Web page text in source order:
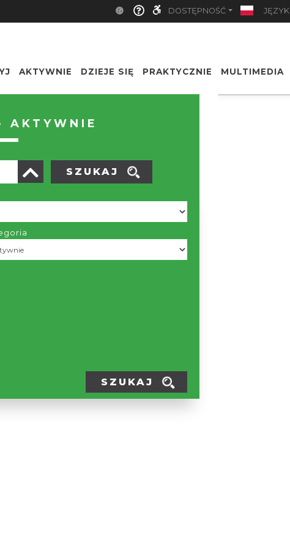
DOSTĘPNOŚĆ JĘZYK
AKTYWNIE DZIEJE SIĘ PRAKTYCZNIE MULTIMEDIA
AKTYWNIE
SZUKAJ
SZUKAJ